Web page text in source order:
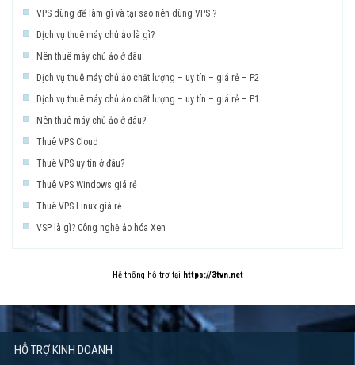
VPS dùng để làm gì và tại sao nên dùng VPS ?
Dịch vụ thuê máy chủ ảo là gì?
Nên thuê máy chủ ảo ở đâu
Dịch vụ thuê máy chủ ảo chất lượng – uy tín – giá rẻ – P2
Dịch vụ thuê máy chủ ảo chất lượng – uy tín – giá rẻ – P1
Nên thuê máy chủ ảo ở đâu?
Thuê VPS Cloud
Thuê VPS uy tín ở đâu?
Thuê VPS Windows giá rẻ
Thuê VPS Linux giá rẻ
VSP là gì? Công nghệ ảo hóa Xen
Hệ thống hỗ trợ tại https://3tvn.net
HỖ TRỢ KINH DOANH